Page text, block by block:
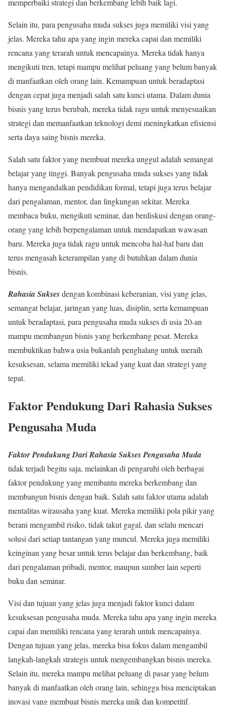
memperbaiki strategi dan berkembang lebih baik lagi.
Selain itu, para pengusaha muda sukses juga memiliki visi yang
jelas. Mereka tahu apa yang ingin mereka capai dan memiliki
rencana yang terarah untuk mencapainya. Mereka tidak hanya
mengikuti tren, tetapi mampu melihat peluang yang belum banyak
di manfaatkan oleh orang lain. Kemampuan untuk beradaptasi
dengan cepat juga menjadi salah satu kunci utama. Dalam dunia
bisnis yang terus berubah, mereka tidak ragu untuk menyesuaikan
strategi dan memanfaatkan teknologi demi meningkatkan efisiensi
serta daya saing bisnis mereka.
Salah satu faktor yang membuat mereka unggul adalah semangat
belajar yang tinggi. Banyak pengusaha muda sukses yang tidak
hanya mengandalkan pendidikan formal, tetapi juga terus belajar
dari pengalaman, mentor, dan lingkungan sekitar. Mereka
membaca buku, mengikuti seminar, dan berdiskusi dengan orang-
orang yang lebih berpengalaman untuk mendapatkan wawasan
baru. Mereka juga tidak ragu untuk mencoba hal-hal baru dan
terus mengasah keterampilan yang di butuhkan dalam dunia
bisnis.
Rahasia Suksesdengan kombinasi keberanian, visi yang jelas,
semangat belajar, jaringan yang luas, disiplin, serta kemampuan
untuk beradaptasi, para pengusaha muda sukses di usia 20-an
mampu membangun bisnis yang berkembang pesat. Mereka
membuktikan bahwa usia bukanlah penghalang untuk meraih
kesuksesan, selama memiliki tekad yang kuat dan strategi yang
tepat.
Faktor Pendukung Dari Rahasia Sukses
Pengusaha Muda
Faktor Pendukung Dari Rahasia Sukses Pengusaha Muda
tidak terjadi begitu saja, melainkan di pengaruhi oleh berbagai
faktor pendukung yang membantu mereka berkembang dan
membangun bisnis dengan baik. Salah satu faktor utama adalah
mentalitas wirausaha yang kuat. Mereka memiliki pola pikir yang
berani mengambil risiko, tidak takut gagal, dan selalu mencari
solusi dari setiap tantangan yang muncul. Mereka juga memiliki
keinginan yang besar untuk terus belajar dan berkembang, baik
dari pengalaman pribadi, mentor, maupun sumber lain seperti
buku dan seminar.
Visi dan tujuan yang jelas juga menjadi faktor kunci dalam
kesuksesan pengusaha muda. Mereka tahu apa yang ingin mereka
capai dan memiliki rencana yang terarah untuk mencapainya.
Dengan tujuan yang jelas, mereka bisa fokus dalam mengambil
langkah-langkah strategis untuk mengembangkan bisnis mereka.
Selain itu, mereka mampu melihat peluang di pasar yang belum
banyak di manfaatkan oleh orang lain, sehingga bisa menciptakan
inovasi yang membuat bisnis mereka unik dan kompetitif.